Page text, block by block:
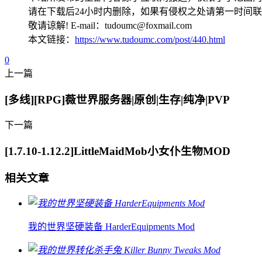
请在下载后24小时内删除，如果有侵权之处请第一时间联
敬请谅解! E-mail：tudoumc@foxmail.com
本文链接： https://www.tudoumc.com/post/440.html
0
上一篇
[多线][RPG]薇世界服务器|原创|生存|纯净|PVP
下一篇
[1.7.10-1.12.2]LittleMaidMob小女仆生物MOD
相关文章
我的世界坚硬装备 HarderEquipments Mod